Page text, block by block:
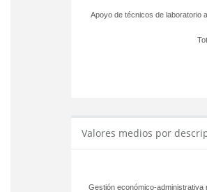
Apoyo de técnicos de laboratorio
Valores medios por
Gestión económico-administrativa